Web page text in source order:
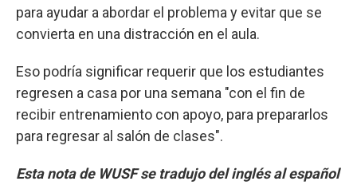
para ayudar a abordar el problema y evitar que se
convierta en una distracción en el aula.
Eso podría significar requerir que los estudiantes
regresen a casa por una semana "con el fin de
recibir entrenamiento con apoyo, para prepararlos
para regresar al salón de clases".
Esta nota de WUSF se tradujo del inglés al español